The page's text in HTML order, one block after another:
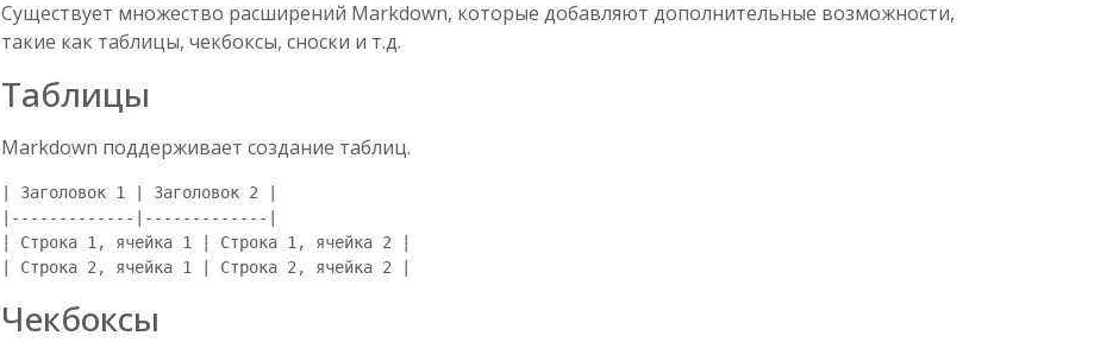
Существует множество расширений Markdown, которые добавляют дополнительные возможности,
такие как таблицы, чекбоксы, сноски и т.д.
Таблицы
Markdown поддерживает создание таблиц.
| Заголовок 1 | Заголовок 2 |
|-------------|-------------|
| Строка 1, ячейка 1 | Строка 1, ячейка 2 |
Чекбоксы